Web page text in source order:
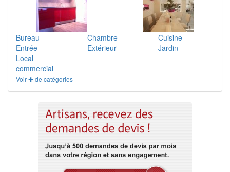
Bureau Chambre
Cuisine
Entrée
Extérieur
Jardin
Local
commercial
Voir ✚ de catégories